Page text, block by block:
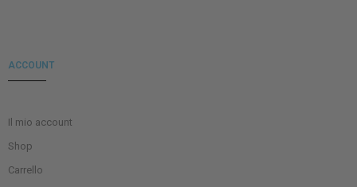
ACCOUNT
Il mio account
Shop
Carrello